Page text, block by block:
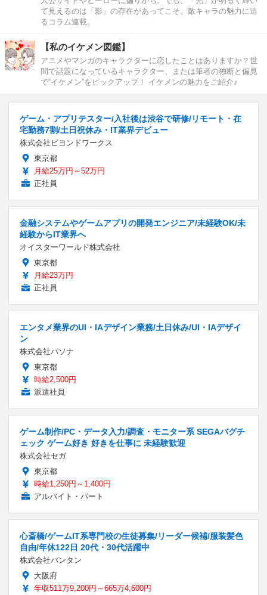
て見えるのは「影」の存在があってこそ。敵キャラの魅力に迫
るコラム連載。
【私のイケメン図鑑】
アニメやマンガのキャラクターに恋したことはありますか？世
間で話題になっているキャラクター、または筆者の独断と偏見
で“イケメン”をピックアップ！ イケメンの魅力をご紹介♪
ゲーム・アプリテスター/入社後は渋谷で研修/リモート・在
宅勤務7割/土日祝休み・IT業界デビュー
株式会社ビヨンドワークス
東京都
月給25万円～52万円
正社員
金融システムやゲームアプリの開発エンジニア/未経験OK/未
経験からIT業界へ
オイスターワールド株式会社
東京都
月給23万円
正社員
エンタメ業界のUI・IAデザイン業務/土日休み/UI・IAデザイ
ン
株式会社パソナ
東京都
時給2,500円
派遣社員
ゲーム制作/PC・データ入力/調査・モニター系 SEGAバグチ
ェック ゲーム好き 好きを仕事に 未経験歓迎
株式会社セガ
東京都
時給1,250円～1,400円
アルバイト・パート
心斎橋/ゲームIT系専門校の生徒募集/リーダー候補/服装髪色
自由/年休122日 20代・30代活躍中
株式会社バンタン
大阪府
年収511万9,200円～665万4,600円